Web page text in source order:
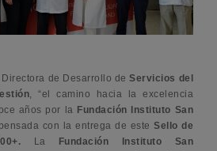
Directora de Desarrollo deServicios del
, “el camino hacia la excelencia
años por la Fundación Instituto San
con la entrega de esteSello de
La
Fundación Instituto San